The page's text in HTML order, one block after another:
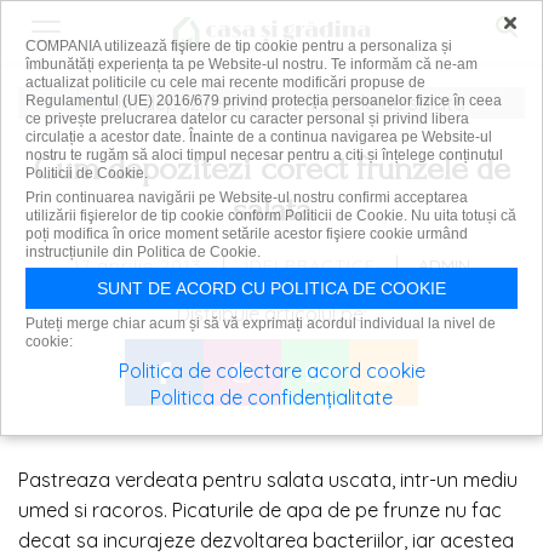
Cum depozitezi corect frunzele de
salata
17 aprilie 2013 | IDEI PRACTICE | ADMIN
Distribuie articolul pe:
Pastreaza verdeata pentru salata uscata, intr-un mediu
umed si racoros. Picaturile de apa de pe frunze nu fac
decat sa incurajeze dezvoltarea bacteriilor, iar acestea
×
COMPANIA utilizează fişiere de tip cookie pentru a personaliza și
îmbunătăți experiența ta pe Website-ul nostru. Te informăm că ne-am
actualizat politicile cu cele mai recente modificări propuse de
Regulamentul (UE) 2016/679 privind protecția persoanelor fizice în ceea
ce privește prelucrarea datelor cu caracter personal și privind libera
circulație a acestor date. Înainte de a continua navigarea pe Website-ul
nostru te rugăm să aloci timpul necesar pentru a citi și înțelege conținutul
Politicii de Cookie.
Prin continuarea navigării pe Website-ul nostru confirmi acceptarea
utilizării fişierelor de tip cookie conform Politicii de Cookie. Nu uita totuși că
poți modifica în orice moment setările acestor fişiere cookie urmând
instrucțiunile din Politica de Cookie.
SUNT DE ACORD CU POLITICA DE COOKIE
Puteți merge chiar acum și să vă exprimați acordul individual la nivel de
cookie:
Politica de colectare acord cookie
Politica de confidențialitate